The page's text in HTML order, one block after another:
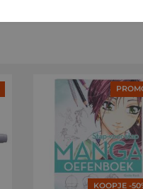
KOOPJE -